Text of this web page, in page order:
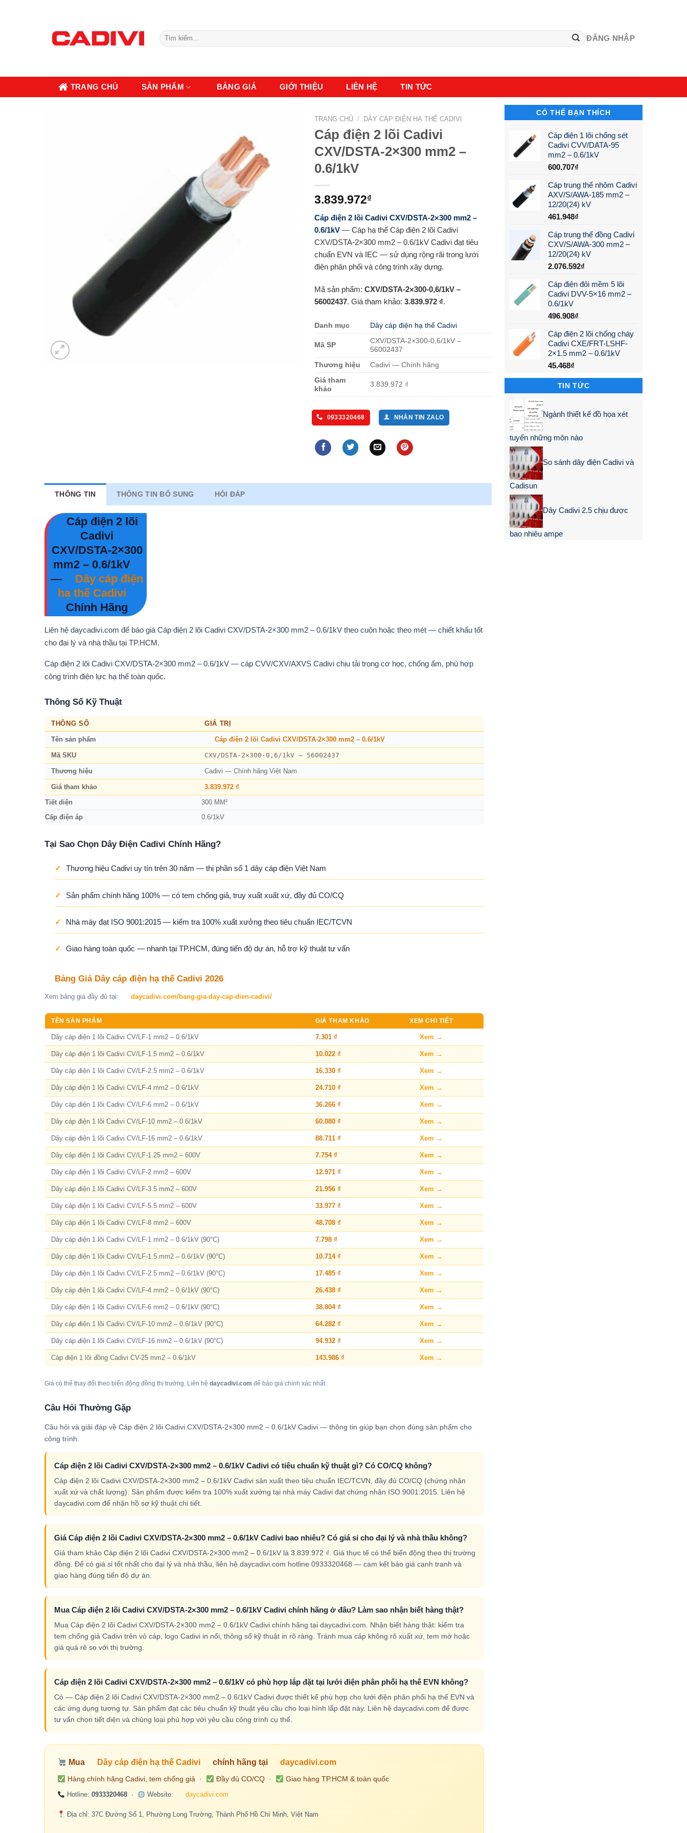
Tìm
kiếm:
ĐĂNG NHẬP
TRANG CHỦ SẢN PHẨM BẢNG GIÁ GIỚI THIỆU LIÊN HỆ TIN TỨC
CÓ THỂ BẠN THÍCH
Cáp điện 1 lõi chống sét
Cadivi CVV/DATA-95
mm2 – 0.6/1kV
600.707₫
Cáp trung thế nhôm Cadivi
AXV/S/AWA-185 mm2 –
12/20(24) kV
461.948₫
Cáp trung thế đồng Cadivi
CXV/S/AWA-300 mm2 –
12/20(24) kV
2.076.592₫
Cáp điện đôi mềm 5 lõi
Cadivi DVV-5×16 mm2 –
0.6/1kV
496.908₫
Cáp điện 2 lõi chống cháy
Cadivi CXE/FRT-LSHF-
2×1.5 mm2 – 0.6/1kV
45.468₫
TIN TỨC
Ngành thiết kế đồ họa xét
tuyển những môn nào
So sánh dây điện Cadivi và
Cadisun
Dây Cadivi 2.5 chịu được
bao nhiêu ampe
TRANG CHỦ / DÂY CÁP ĐIỆN HẠ THẾ CADIVI
Cáp điện 2 lõi Cadivi
CXV/DSTA-2×300 mm2 –
0.6/1kV
3.839.972₫
Cáp điện 2 lõi Cadivi CXV/DSTA-2×300 mm2 –
0.6/1kV— Cáp hạ thế Cáp điện 2 lõi Cadivi
CXV/DSTA-2×300 mm2 – 0.6/1kV Cadivi đạt tiêu
chuẩn EVN và IEC — sử dụng rộng rãi trong lưới
điện phân phối và công trình xây dựng.
Mã sản phẩm: CXV/DSTA-2×300-0,6/1kV –
56002437. Giá tham khảo: 3.839.972 ₫.
Danh mục Dây cáp điện hạ thế Cadivi
Mã SP
CXV/DSTA-2×300-0,6/1kV –
56002437
Thương hiệu
Cadivi — Chính hãng
Giá tham
khảo
3.839.972 ₫
0933320468 NHẮN TIN ZALO
THÔNG TIN THÔNG TIN BỔ SUNG HỎI ĐÁP
Cáp điện 2 lõi
Cadivi
CXV/DSTA-2×300
mm2 – 0.6/1kV
—
Dây cáp điện
hạ thế Cadivi
Chính Hãng
Liên hệ daycadivi.com để báo giá Cáp điện 2 lõi Cadivi CXV/DSTA-2×300 mm2 – 0.6/1kV theo cuộn hoặc theo mét — chiết khấu tốt
cho đại lý và nhà thầu tại TP.HCM.
Cáp điện 2 lõi Cadivi CXV/DSTA-2×300 mm2 – 0.6/1kV — cáp CVV/CXV/AXVS Cadivi chịu tải trọng cơ học, chống ẩm, phù hợp
công trình điện lực hạ thế toàn quốc.
Thông Số Kỹ Thuật
THÔNG SỐ GIÁ TRỊ
Tên sản phẩm Cáp điện 2 lõi Cadivi CXV/DSTA-2×300 mm2 – 0.6/1kV
Mã SKU CXV/DSTA-2×300-0,6/1kV – 56002437
Thương hiệu Cadivi — Chính hãng Việt Nam
Giá tham khảo 3.839.972 ₫
Tiết diện 300 MM²
Cấp điện áp 0.6/1kV
Tại Sao Chọn Dây Điện Cadivi Chính Hãng?
✓ Thương hiệu Cadivi uy tín trên 30 năm — thị phần số 1 dây cáp điện Việt Nam
✓ Sản phẩm chính hãng 100% — có tem chống giả, truy xuất xuất xứ, đầy đủ CO/CQ
✓ Nhà máy đạt ISO 9001:2015 — kiểm tra 100% xuất xưởng theo tiêu chuẩn IEC/TCVN
✓ Giao hàng toàn quốc — nhanh tại TP.HCM, đúng tiến độ dự án, hỗ trợ kỹ thuật tư vấn
Bảng Giá Dây cáp điện hạ thế Cadivi 2026
Xem bảng giá đầy đủ tại: daycadivi.com/bang-gia-day-cap-dien-cadivi/
TÊN SẢN PHẨM GIÁ THAM KHẢO XEM CHI TIẾT
Dây cáp điện 1 lõi Cadivi CV/LF-1 mm2 – 0.6/1kV 7.301 ₫ Xem →
Dây cáp điện 1 lõi Cadivi CV/LF-1.5 mm2 – 0.6/1kV 10.022 ₫ Xem →
Dây cáp điện 1 lõi Cadivi CV/LF-2.5 mm2 – 0.6/1kV 16.330 ₫ Xem →
Dây cáp điện 1 lõi Cadivi CV/LF-4 mm2 – 0.6/1kV 24.710 ₫ Xem →
Dây cáp điện 1 lõi Cadivi CV/LF-6 mm2 – 0.6/1kV 36.266 ₫ Xem →
Dây cáp điện 1 lõi Cadivi CV/LF-10 mm2 – 0.6/1kV 60.080 ₫ Xem →
Dây cáp điện 1 lõi Cadivi CV/LF-16 mm2 – 0.6/1kV 88.711 ₫ Xem →
Dây cáp điện 1 lõi Cadivi CV/LF-1.25 mm2 – 600V 7.754 ₫ Xem →
Dây cáp điện 1 lõi Cadivi CV/LF-2 mm2 – 600V 12.971 ₫ Xem →
Dây cáp điện 1 lõi Cadivi CV/LF-3.5 mm2 – 600V 21.956 ₫ Xem →
Dây cáp điện 1 lõi Cadivi CV/LF-5.5 mm2 – 600V 33.977 ₫ Xem →
Dây cáp điện 1 lõi Cadivi CV/LF-8 mm2 – 600V 48.708 ₫ Xem →
Dây cáp điện 1 lõi Cadivi CV/LF-1 mm2 – 0.6/1kV (90°C) 7.798 ₫ Xem →
Dây cáp điện 1 lõi Cadivi CV/LF-1.5 mm2 – 0.6/1kV (90°C) 10.714 ₫ Xem →
Dây cáp điện 1 lõi Cadivi CV/LF-2.5 mm2 – 0.6/1kV (90°C) 17.485 ₫ Xem →
Dây cáp điện 1 lõi Cadivi CV/LF-4 mm2 – 0.6/1kV (90°C) 26.438 ₫ Xem →
Dây cáp điện 1 lõi Cadivi CV/LF-6 mm2 – 0.6/1kV (90°C) 38.804 ₫ Xem →
Dây cáp điện 1 lõi Cadivi CV/LF-10 mm2 – 0.6/1kV (90°C) 64.282 ₫ Xem →
Dây cáp điện 1 lõi Cadivi CV/LF-16 mm2 – 0.6/1kV (90°C) 94.932 ₫ Xem →
Cáp điện 1 lõi đồng Cadivi CV-25 mm2 – 0.6/1kV 143.986 ₫ Xem →
Giá có thể thay đổi theo biến động đồng thị trường. Liên hệ daycadivi.com để báo giá chính xác nhất.
Câu Hỏi Thường Gặp
Câu hỏi và giải đáp về Cáp điện 2 lõi Cadivi CXV/DSTA-2×300 mm2 – 0.6/1kV Cadivi — thông tin giúp bạn chọn đúng sản phẩm cho
công trình.
Cáp điện 2 lõi Cadivi CXV/DSTA-2×300 mm2 – 0.6/1kV Cadivi có tiêu chuẩn kỹ thuật gì? Có CO/CQ không?
Cáp điện 2 lõi Cadivi CXV/DSTA-2×300 mm2 – 0.6/1kV Cadivi sản xuất theo tiêu chuẩn IEC/TCVN, đầy đủ CO/CQ (chứng nhận
xuất xứ và chất lượng). Sản phẩm được kiểm tra 100% xuất xưởng tại nhà máy Cadivi đạt chứng nhận ISO 9001:2015. Liên hệ
daycadivi.com để nhận hồ sơ kỹ thuật chi tiết.
Giá Cáp điện 2 lõi Cadivi CXV/DSTA-2×300 mm2 – 0.6/1kV Cadivi bao nhiêu? Có giá sỉ cho đại lý và nhà thầu không?
Giá tham khảo Cáp điện 2 lõi Cadivi CXV/DSTA-2×300 mm2 – 0.6/1kV là 3.839.972 ₫. Giá thực tế có thể biến động theo thị trường
đồng. Để có giá sỉ tốt nhất cho đại lý và nhà thầu, liên hệ daycadivi.com hotline 0933320468 — cam kết báo giá cạnh tranh và
giao hàng đúng tiến độ dự án.
Mua Cáp điện 2 lõi Cadivi CXV/DSTA-2×300 mm2 – 0.6/1kV Cadivi chính hãng ở đâu? Làm sao nhận biết hàng thật?
Mua Cáp điện 2 lõi Cadivi CXV/DSTA-2×300 mm2 – 0.6/1kV Cadivi chính hãng tại daycadivi.com. Nhận biết hàng thật: kiểm tra
tem chống giả Cadivi trên vỏ cáp, logo Cadivi in nổi, thông số kỹ thuật in rõ ràng. Tránh mua cáp không rõ xuất xứ, tem mờ hoặc
giá quá rẻ so với thị trường.
Cáp điện 2 lõi Cadivi CXV/DSTA-2×300 mm2 – 0.6/1kV có phù hợp lắp đặt tại lưới điện phân phối hạ thế EVN không?
Có — Cáp điện 2 lõi Cadivi CXV/DSTA-2×300 mm2 – 0.6/1kV Cadivi được thiết kế phù hợp cho lưới điện phân phối hạ thế EVN và
các ứng dụng tương tự. Sản phẩm đạt các tiêu chuẩn kỹ thuật yêu cầu cho loại hình lắp đặt này. Liên hệ daycadivi.com để được
tư vấn chọn tiết diện và chủng loại phù hợp với yêu cầu công trình cụ thể.
Mua Dây cáp điện hạ thế Cadivi chính hãng tại daycadivi.com
Hàng chính hãng Cadivi, tem chống giả · Đầy đủ CO/CQ · Giao hàng TP.HCM & toàn quốc
Hotline: 0933320468· Website: daycadivi.com
Địa chỉ: 37C Đường Số 1, Phường Long Trường, Thành Phố Hồ Chí Minh, Việt Nam